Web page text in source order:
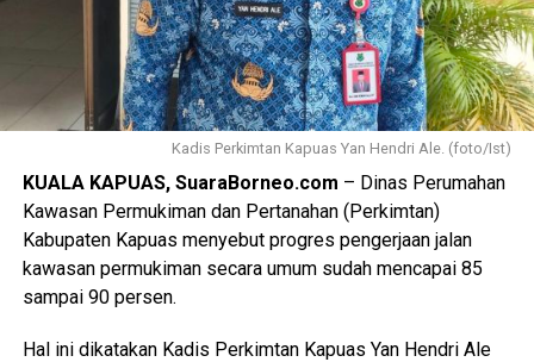
Kadis Perkimtan Kapuas Yan Hendri Ale. (foto/Ist)
KUALA KAPUAS, SuaraBorneo.com – Dinas Perumahan
Kawasan Permukiman dan Pertanahan (Perkimtan)
Kabupaten Kapuas menyebut progres pengerjaan jalan
kawasan permukiman secara umum sudah mencapai 85
sampai 90 persen.
Hal ini dikatakan Kadis Perkimtan Kapuas Yan Hendri Ale